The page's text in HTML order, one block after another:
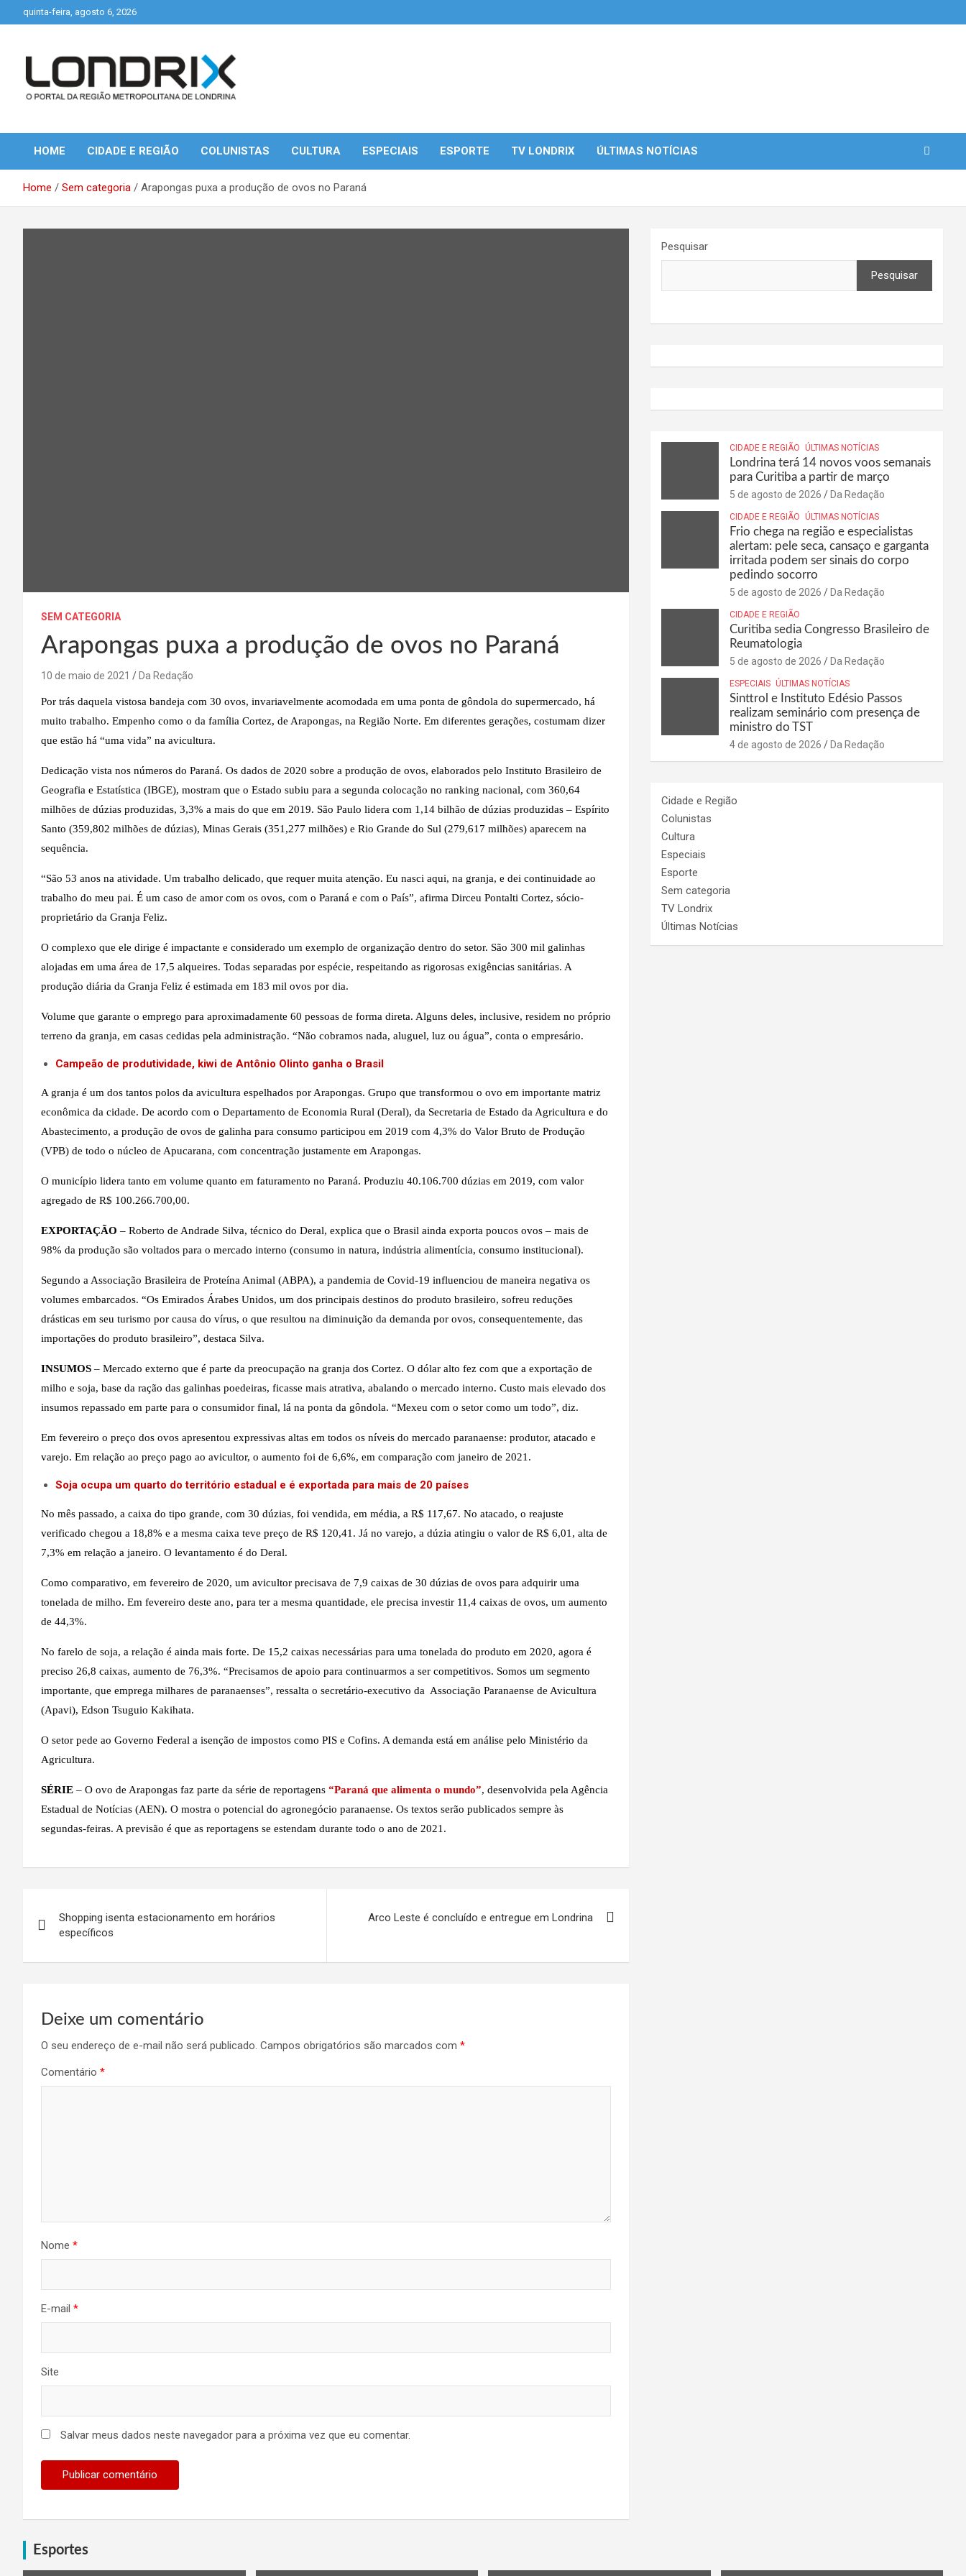
to
quinta-feira, agosto 6, 2026
Londrix
HOME CIDADE E REGIÃO COLUNISTAS CULTURA ESPECIAIS ESPORTE TV LONDRIX ÚLTIMAS NOTÍCIAS
Home Sem categoria Arapongas puxa a produção de ovos no Paraná
SEM CATEGORIA
Arapongas puxa a produção de ovos no Paraná
10 de maio de 2021 Da Redação
Por trás daquela vistosa bandeja com 30 ovos, invariavelmente acomodada em uma ponta de gôndola do supermercado, há
muito trabalho. Empenho como o da família Cortez, de Arapongas, na Região Norte. Em diferentes gerações, costumam dizer
que estão há “uma vida” na avicultura.
Dedicação vista nos números do Paraná. Os dados de 2020 sobre a produção de ovos, elaborados pelo Instituto Brasileiro de
Geografia e Estatística (IBGE), mostram que o Estado subiu para a segunda colocação no ranking nacional, com 360,64
milhões de dúzias produzidas, 3,3% a mais do que em 2019. São Paulo lidera com 1,14 bilhão de dúzias produzidas – Espírito
Santo (359,802 milhões de dúzias), Minas Gerais (351,277 milhões) e Rio Grande do Sul (279,617 milhões) aparecem na
sequência.
“São 53 anos na atividade. Um trabalho delicado, que requer muita atenção. Eu nasci aqui, na granja, e dei continuidade ao
trabalho do meu pai. É um caso de amor com os ovos, com o Paraná e com o País”, afirma Dirceu Pontalti Cortez, sócio-
proprietário da Granja Feliz.
O complexo que ele dirige é impactante e considerado um exemplo de organização dentro do setor. São 300 mil galinhas
alojadas em uma área de 17,5 alqueires. Todas separadas por espécie, respeitando as rigorosas exigências sanitárias. A
produção diária da Granja Feliz é estimada em 183 mil ovos por dia.
Volume que garante o emprego para aproximadamente 60 pessoas de forma direta. Alguns deles, inclusive, residem no próprio
terreno da granja, em casas cedidas pela administração. “Não cobramos nada, aluguel, luz ou água”, conta o empresário.
Campeão de produtividade, kiwi de Antônio Olinto ganha o Brasil
A granja é um dos tantos polos da avicultura espelhados por Arapongas. Grupo que transformou o ovo em importante matriz
econômica da cidade. De acordo com o Departamento de Economia Rural (Deral), da Secretaria de Estado da Agricultura e do
Abastecimento, a produção de ovos de galinha para consumo participou em 2019 com 4,3% do Valor Bruto de Produção
(VPB) de todo o núcleo de Apucarana, com concentração justamente em Arapongas.
O município lidera tanto em volume quanto em faturamento no Paraná. Produziu 40.106.700 dúzias em 2019, com valor
agregado de R$ 100.266.700,00.
EXPORTAÇÃO – Roberto de Andrade Silva, técnico do Deral, explica que o Brasil ainda exporta poucos ovos – mais de
98% da produção são voltados para o mercado interno (consumo in natura, indústria alimentícia, consumo institucional).
Segundo a Associação Brasileira de Proteína Animal (ABPA), a pandemia de Covid-19 influenciou de maneira negativa os
volumes embarcados. “Os Emirados Árabes Unidos, um dos principais destinos do produto brasileiro, sofreu reduções
drásticas em seu turismo por causa do vírus, o que resultou na diminuição da demanda por ovos, consequentemente, das
importações do produto brasileiro”, destaca Silva.
INSUMOS – Mercado externo que é parte da preocupação na granja dos Cortez. O dólar alto fez com que a exportação de
milho e soja, base da ração das galinhas poedeiras, ficasse mais atrativa, abalando o mercado interno. Custo mais elevado dos
insumos repassado em parte para o consumidor final, lá na ponta da gôndola. “Mexeu com o setor como um todo”, diz.
Em fevereiro o preço dos ovos apresentou expressivas altas em todos os níveis do mercado paranaense: produtor, atacado e
varejo. Em relação ao preço pago ao avicultor, o aumento foi de 6,6%, em comparação com janeiro de 2021.
Soja ocupa um quarto do território estadual e é exportada para mais de 20 países
No mês passado, a caixa do tipo grande, com 30 dúzias, foi vendida, em média, a R$ 117,67. No atacado, o reajuste
verificado chegou a 18,8% e a mesma caixa teve preço de R$ 120,41. Já no varejo, a dúzia atingiu o valor de R$ 6,01, alta de
7,3% em relação a janeiro. O levantamento é do Deral.
Como comparativo, em fevereiro de 2020, um avicultor precisava de 7,9 caixas de 30 dúzias de ovos para adquirir uma
tonelada de milho. Em fevereiro deste ano, para ter a mesma quantidade, ele precisa investir 11,4 caixas de ovos, um aumento
de 44,3%.
No farelo de soja, a relação é ainda mais forte. De 15,2 caixas necessárias para uma tonelada do produto em 2020, agora é
preciso 26,8 caixas, aumento de 76,3%. “Precisamos de apoio para continuarmos a ser competitivos. Somos um segmento
importante, que emprega milhares de paranaenses”, ressalta o secretário-executivo da Associação Paranaense de Avicultura
(Apavi), Edson Tsuguio Kakihata.
O setor pede ao Governo Federal a isenção de impostos como PIS e Cofins. A demanda está em análise pelo Ministério da
Agricultura.
SÉRIE – O ovo de Arapongas faz parte da série de reportagens “Paraná que alimenta o mundo”, desenvolvida pela Agência
Estadual de Notícias (AEN). O mostra o potencial do agronegócio paranaense. Os textos serão publicados sempre às
segundas-feiras. A previsão é que as reportagens se estendam durante todo o ano de 2021.
de
Post
Shopping isenta estacionamento em horários
específicos
Arco Leste é concluído e entregue em Londrina
Deixe um comentário
O seu endereço de e-mail não será publicado. Campos obrigatórios são marcados com *
Comentário *
Nome *
E-mail *
Site
Salvar meus dados neste navegador para a próxima vez que eu comentar.
Pesquisar
Pesquisar
CIDADE E REGIÃO ÚLTIMAS NOTÍCIAS
Londrina terá 14 novos voos semanais
para Curitiba a partir de março
5 de agosto de 2026 Da Redação
CIDADE E REGIÃO ÚLTIMAS NOTÍCIAS
Frio chega na região e especialistas
alertam: pele seca, cansaço e garganta
irritada podem ser sinais do corpo
pedindo socorro
5 de agosto de 2026 Da Redação
CIDADE E REGIÃO
Curitiba sedia Congresso Brasileiro de
Reumatologia
5 de agosto de 2026 Da Redação
ESPECIAIS ÚLTIMAS NOTÍCIAS
Sinttrol e Instituto Edésio Passos
realizam seminário com presença de
ministro do TST
4 de agosto de 2026 Da Redação
Cidade e Região
Colunistas
Cultura
Especiais
Esporte
Sem categoria
TV Londrix
Últimas Notícias
Esportes